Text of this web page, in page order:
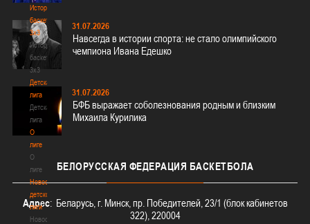
История
баскетбола
3х3
История
баскетбола
3х3
Детская
лига
Детская
лига
О
лиге
О
лиге
Новости
детской
лиги
Новости
31.07.2026
Навсегда в истории спорта: не стало олимпийского
чемпиона Ивана Едешко
31.07.2026
БФБ выражает соболезнования родным и близким
Михаила Курилика
БЕЛОРУССКАЯ ФЕДЕРАЦИЯ БАСКЕТБОЛА
Адрес: Беларусь, г. Минск, пр. Победителей, 23/1 (блок кабинетов
322), 220004